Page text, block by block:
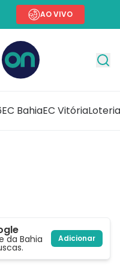
AO VIVO
EC BahiaEC Vitória
da Bahia Adicionar